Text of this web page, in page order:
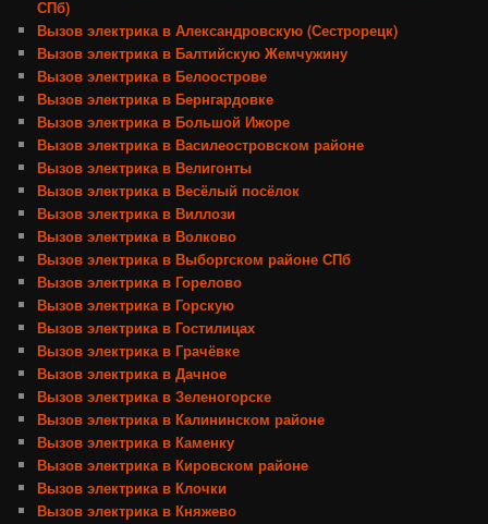
СПб)
Вызов электрика в Александровскую (Сестрорецк)
Вызов электрика в Балтийскую Жемчужину
Вызов электрика в Белоострове
Вызов электрика в Бернгардовке
Вызов электрика в Большой Ижоре
Вызов электрика в Василеостровском районе
Вызов электрика в Велигонты
Вызов электрика в Весёлый посёлок
Вызов электрика в Виллози
Вызов электрика в Волково
Вызов электрика в Выборгском районе СПб
Вызов электрика в Горелово
Вызов электрика в Горскую
Вызов электрика в Гостилицах
Вызов электрика в Грачёвке
Вызов электрика в Дачное
Вызов электрика в Зеленогорске
Вызов электрика в Калининском районе
Вызов электрика в Каменку
Вызов электрика в Кировском районе
Вызов электрика в Клочки
Вызов электрика в Княжево